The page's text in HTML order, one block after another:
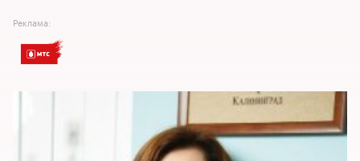
Реклама: